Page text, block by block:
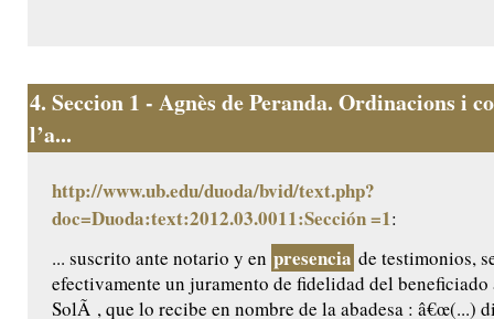
4. Seccion 1 - Agnès de Peranda. Ordinacions i
l’a...
http://www.ub.edu/duoda/bvid/text.php?
doc=Duoda:text:2012.03.0011:Sección =1:
... suscrito ante notario y en presencia de testimonios,
efectivamente un juramento de fidelidad del beneficiado
SolÃ , que lo recibe en nombre de la abadesa : â€œ(...)